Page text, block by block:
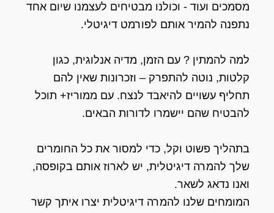
מסמכים ועוד - וכולנו מבטיחים לעצמנו שיום אחד
נתפנה להמיר אותם לפורמט דיגיטלי.
למה להמתין ? עם הזמן, מדיה אנלוגית, כגון
קלטות, נוטה להתפרק – וזכרונות שאין להם
תחליף עשויים להיאבד לנצח. עם ממוריז+ תוכל
להבטיח שהם יישמרו לדורות הבאים.
בתהליך פשוט וקל, כדי למסור את כל החומרים
שלך להמרה דיגיטלית, יש לארוז אותם בקופסה,
ואנו נדאג לשאר.
המומחים שלנו להמרה דיגיטלית יצרו איתך קשר